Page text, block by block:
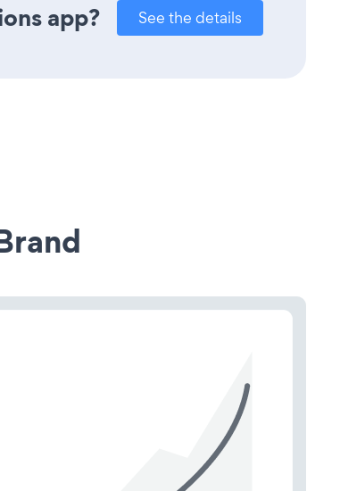
app? See the details